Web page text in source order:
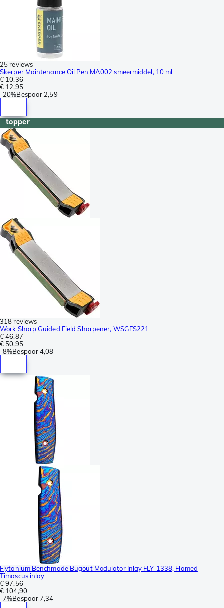
25 reviews
Skerper Maintenance Oil Pen MA002 smeermiddel, 10 ml
€ 10,36
€ 12,95
-20%Bespaar 2,59
topper
318 reviews
Work Sharp Guided Field Sharpener, WSGFS221
€ 46,87
€ 50,95
-8%Bespaar4,08
Flytanium Benchmade Bugout Modulator Inlay FLY-1338, Flamed
Timascus inlay
€ 97,56
€ 104,90
-7%Bespaar7,34